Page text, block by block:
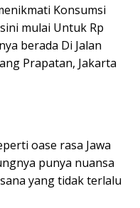
Konsumsi
mulai Untuk Rp
berada Di Jalan
Prapatan, Jakarta
oase rasa Jawa
punya nuansa
yang tidak terlalu